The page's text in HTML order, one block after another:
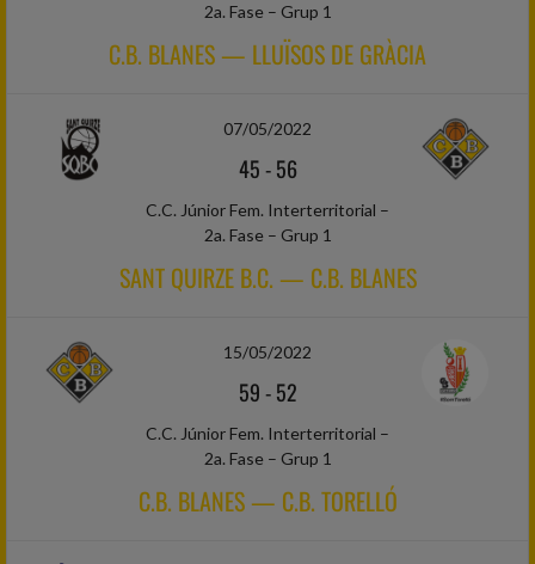
2a. Fase – Grup 1
C.B. BLANES — LLUÏSOS DE GRÀCIA
07/05/2022
45-56
C.C. Júnior Fem. Interterritorial –
2a. Fase – Grup 1
SANT QUIRZE B.C. — C.B. BLANES
15/05/2022
59-52
C.C. Júnior Fem. Interterritorial –
2a. Fase – Grup 1
C.B. BLANES — C.B. TORELLÓ